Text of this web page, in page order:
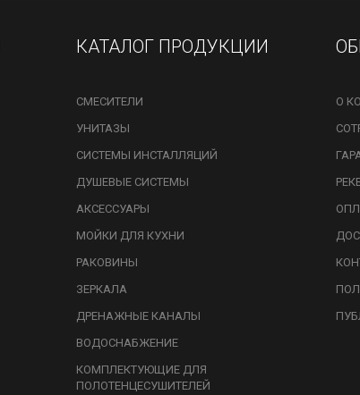
КАТАЛОГ ПРОДУКЦИИ
СМЕСИТЕЛИ
УНИТАЗЫ
СИСТЕМЫ ИНСТАЛЛЯЦИЙ
ДУШЕВЫЕ СИСТЕМЫ
АКСЕССУАРЫ
МОЙКИ ДЛЯ КУХНИ
РАКОВИНЫ
ЗЕРКАЛА
ДРЕНАЖНЫЕ КАНАЛЫ
ВОДОСНАБЖЕНИЕ
КОМПЛЕКТУЮЩИЕ ДЛЯ
ПОЛОТЕНЦЕСУШИТЕЛЕЙ
О